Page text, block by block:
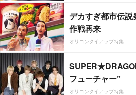
デカすぎ都市伝
作戦再来
オリコンタイアップ特集
フューチャー”
オリコンタイアップ特集